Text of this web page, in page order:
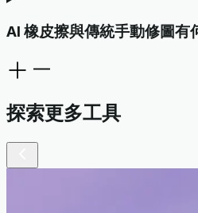
AI 橡皮擦與傳統手動修圖有
探索更多工具